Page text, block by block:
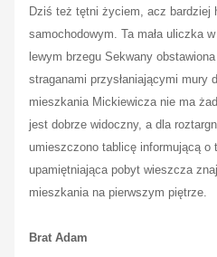
Dziś też tętni życiem, acz bardziej
samochodowym. Ta mała uliczka
lewym brzegu Sekwany
straganami przysłaniającymi mury
mieszkania Mickiewicza nie ma
jest dobrze widoczny, a dla
umieszczono tablicę informującą o
upamiętniająca pobyt wieszcza
mieszkania na pierwszym piętrze.
Brat Adam